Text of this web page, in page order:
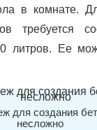
в комнате.
требуется
литров. Ее
для создания
несложно